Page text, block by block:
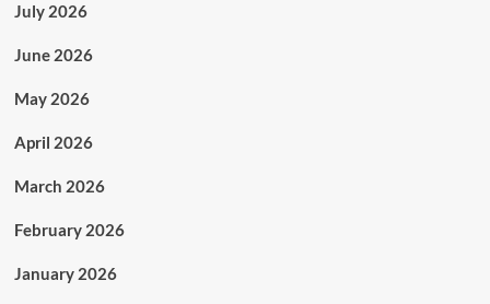
July 2026
June 2026
May 2026
April 2026
March 2026
February 2026
January 2026